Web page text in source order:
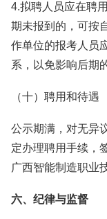
4.拟聘人员应在聘
期未报到的，可按
作单位的报考人员
系，以免影响后期
（十）聘用和待遇
公示期满，对无异
定办理聘用手续，
广西智能制造职业
六、纪律与监督